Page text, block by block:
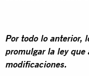
Por todo lo anterior,
promulgar la ley que
modificaciones.